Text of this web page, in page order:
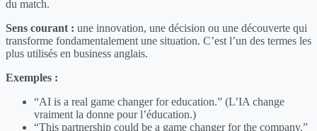
du match.
Sens courant : une innovation, une décision ou une découverte qui
transforme fondamentalement une situation. C’est l’un des termes les
plus utilisés en business anglais.
Exemples :
“AI is a real game changer for education.” (L’IA change
vraiment la donne pour l’éducation.)
“This partnership could be a game changer for the company.”